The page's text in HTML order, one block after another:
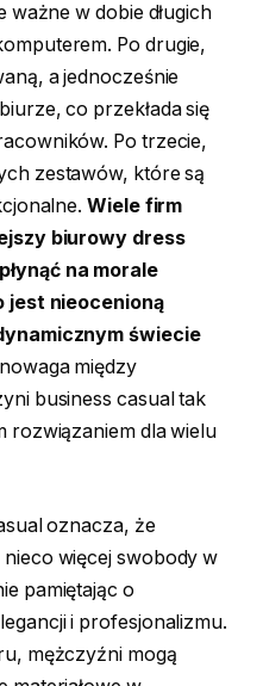
w dobie długich
Po drugie,
a jednocześnie
co przekłada się
Po trzecie,
zestawów, które są
Wiele firm
biurowy dress
na morale
jest nieocenioną
świecie
między
business casual tak
rozwiązaniem dla wielu
oznacza, że
więcej swobody w
pamiętając o
i profesjonalizmu.
mężczyźni mogą